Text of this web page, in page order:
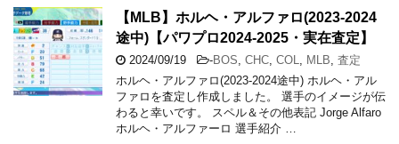
【MLB】ホルヘ・アルファロ(2023-2024
途中)【パワプロ2024-2025・実在査定】
2024/09/19 -BOS CHC COL MLB 査定
ホルヘ・アルファロ(2023-2024途中) ホルヘ・アル
ファロを査定し作成しました。 選手のイメージが伝
わると幸いです。 スペル＆その他表記 Jorge Alfaro
ホルヘ・アルファーロ 選手紹介 …